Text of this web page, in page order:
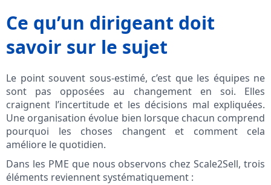
Ce qu’un dirigeant doit
savoir sur le sujet
Le point souvent sous-estimé, c’est que les équipes ne
sont pas opposées au changement en soi. Elles
craignent l’incertitude et les décisions mal expliquées.
Une organisation évolue bien lorsque chacun comprend
pourquoi les choses changent et comment cela
améliore le quotidien.
Dans les PME que nous observons chez Scale2Sell, trois
éléments reviennent systématiquement :